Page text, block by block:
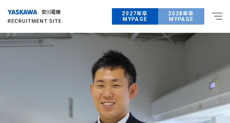
2027年卒
MYPAGE
2028年卒
MYPAGE